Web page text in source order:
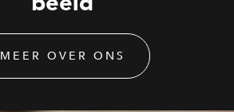
MEER OVER ONS